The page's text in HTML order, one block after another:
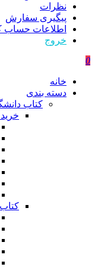
نظرات
پیگیری سفارش
اطلاعات حساب
خروج
0
خانه
دسته بندی
کتاب